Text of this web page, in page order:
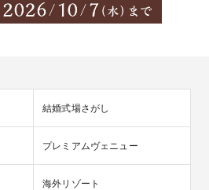
結婚式場さがし
プレミアムヴェニュー
海外リゾート